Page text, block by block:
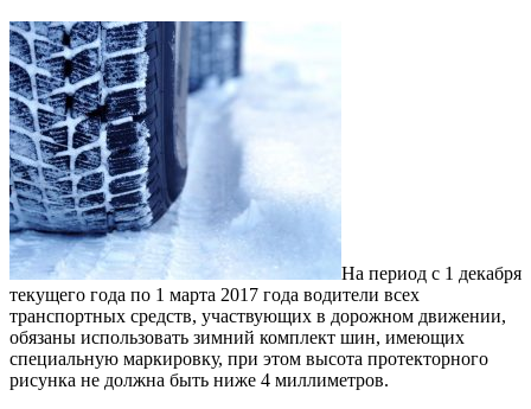
На период с 1 декабря
текущего года по 1 марта 2017 года водители всех
транспортных средств, участвующих в дорожном движении,
обязаны использовать зимний комплект шин, имеющих
специальную маркировку, при этом высота протекторного
рисунка не должна быть ниже 4 миллиметров.